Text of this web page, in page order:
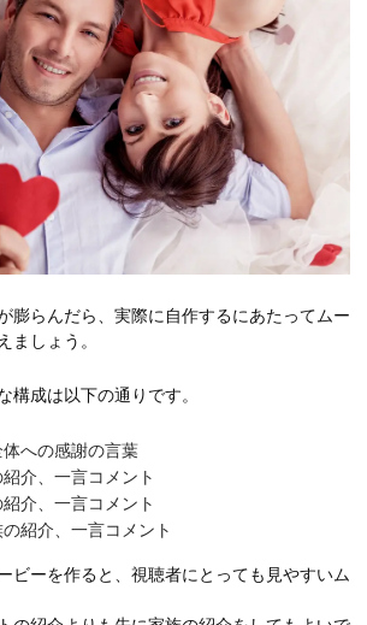
膨らんだら、実際に自作するにあたってムー
ましょう。
構成は以下の通りです。
への感謝の言葉
介、一言コメント
介、一言コメント
紹介、一言コメント
ビーを作ると、視聴者にとっても見やすいム